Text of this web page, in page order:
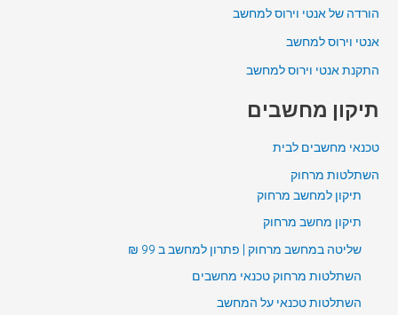
הורדה של אנטי וירוס למחשב
אנטי וירוס למחשב
התקנת אנטי וירוס למחשב
תיקון מחשבים
טכנאי מחשבים לבית
השתלטות מרחוק
תיקון למחשב מרחוק
תיקון מחשב מרחוק
שליטה במחשב מרחוק | פתרון למחשב ב 99 ₪
השתלטות מרחוק טכנאי מחשבים
השתלטות טכנאי על המחשב